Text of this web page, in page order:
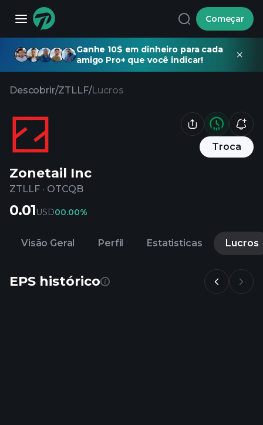
Começar
Ganhe 10$ em dinheiro para cada
amigo Pro+ que você indicar!
Descobrir/ZTLLF/Lucros
Troca
Zonetail Inc
ZTLLF · OTCQB
0.01USD00.00%
Visão Geral Perfil Estatisticas Lucros
EPS histórico